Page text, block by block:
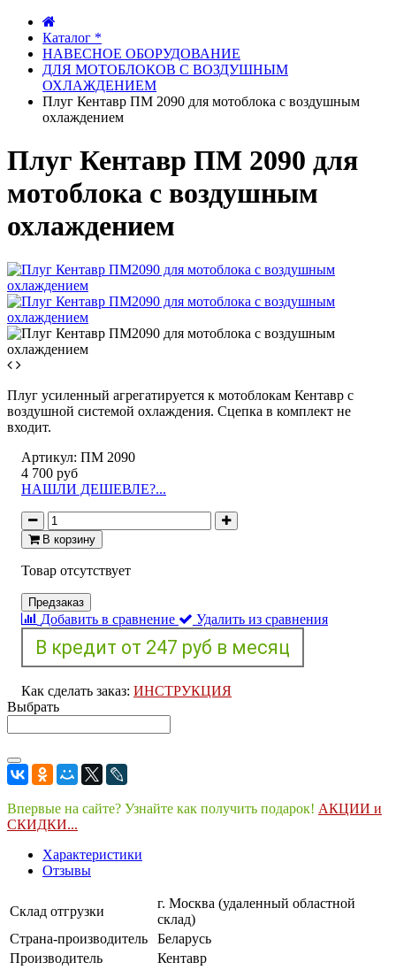
Каталог *
НАВЕСНОЕ ОБОРУДОВАНИЕ
ДЛЯ МОТОБЛОКОВ С ВОЗДУШНЫМ
ОХЛАЖДЕНИЕМ
Плуг Кентавр ПМ 2090 для мотоблока с воздушным
охлаждением
Плуг Кентавр ПМ 2090 для
мотоблока с воздушным
охлаждением
Плуг усиленный агрегатируется к мотоблокам Кентавр с
воздушной системой охлаждения. Сцепка в комплект не
входит.
Артикул: ПМ 2090
4 700 руб
НАШЛИ ДЕШЕВЛЕ?...
В корзину
Товар отсутствует
Предзаказ
Добавить в сравнение Удалить из сравнения
Как сделать заказ: ИНСТРУКЦИЯ
Выбрать
Впервые на сайте? Узнайте как получить подарок! АКЦИИ и
СКИДКИ...
Характеристики
Отзывы
Склад отгрузки
г. Москва (удаленный областной
склад)
Страна-производитель
Беларусь
Производитель
Кентавр